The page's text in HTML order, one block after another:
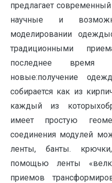
предлагает
научные и
моделировании
традиционными
последнее время
новые:получение
собирается как из
каждый из
имеет простую
соединения модулей
ленты, банты.
помощью ленты
приемов